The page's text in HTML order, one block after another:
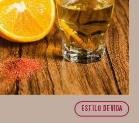
ESTILO DE VIDA